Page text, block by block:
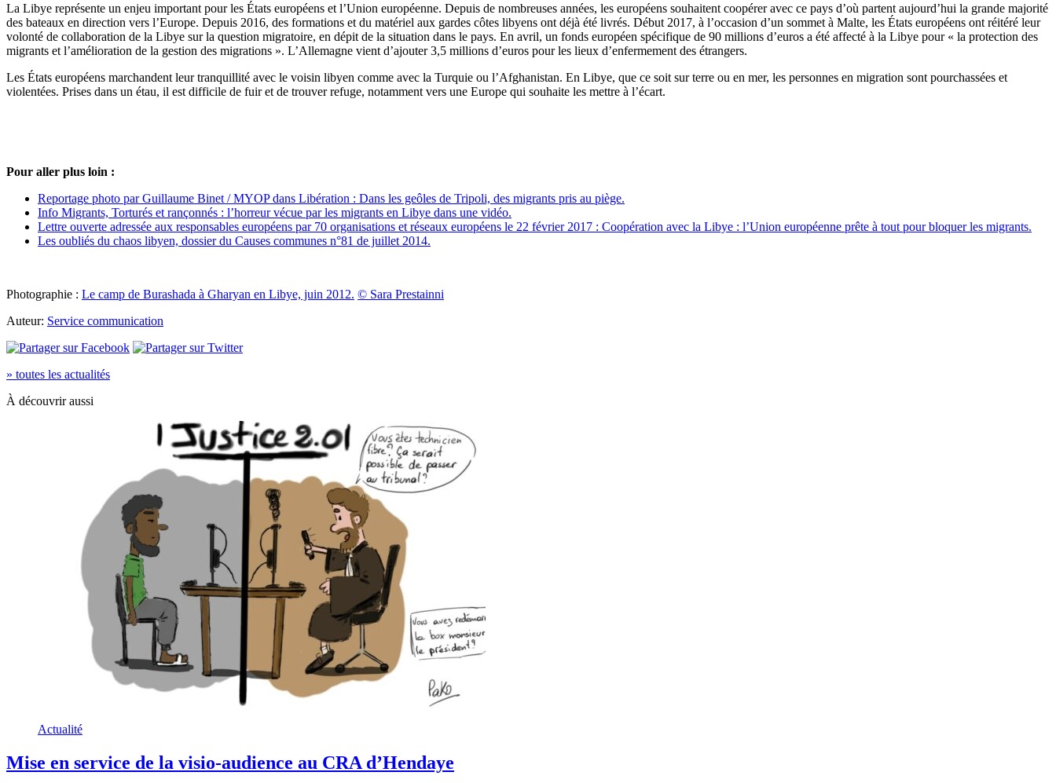
La Libye représente un enjeu important pour les États européens et l’Union européenne. Depuis de nombreuses années, les européens souhaitent coopérer avec ce pays d’où partent aujourd’hui la grande majorité
des bateaux en direction vers l’Europe. Depuis 2016, des formations et du matériel aux gardes côtes libyens ont déjà été livrés. Début 2017, à l’occasion d’un sommet à Malte, les États européens ont réitéré leur
volonté de collaboration de la Libye sur la question migratoire, en dépit de la situation dans le pays. En avril, un fonds européen spécifique de 90 millions d’euros a été affecté à la Libye pour « la protection des
migrants et l’amélioration de la gestion des migrations ». L’Allemagne vient d’ajouter 3,5 millions d’euros pour les lieux d’enfermement des étrangers.
Les États européens marchandent leur tranquillité avec le voisin libyen comme avec la Turquie ou l’Afghanistan. En Libye, que ce soit sur terre ou en mer, les personnes en migration sont pourchassées et
violentées. Prises dans un étau, il est difficile de fuir et de trouver refuge, notamment vers une Europe qui souhaite les mettre à l’écart.
Pour aller plus loin :
Reportage photo par Guillaume Binet / MYOP dans Libération : Dans les geôles de Tripoli, des migrants pris au piège.
Info Migrants, Torturés et rançonnés : l’horreur vécue par les migrants en Libye dans une vidéo.
Lettre ouverte adressée aux responsables européens par 70 organisations et réseaux européens le 22 février 2017 : Coopération avec la Libye : l’Union européenne prête à tout pour bloquer les migrants.
Les oubliés du chaos libyen, dossier du Causes communes n°81 de juillet 2014.
Photographie : Le camp de Burashada à Gharyan en Libye, juin 2012. © Sara Prestainni
Auteur: Service communication
» toutes les actualités
À découvrir aussi
Actualité
Mise en service de la visio-audience au CRA d’Hendaye